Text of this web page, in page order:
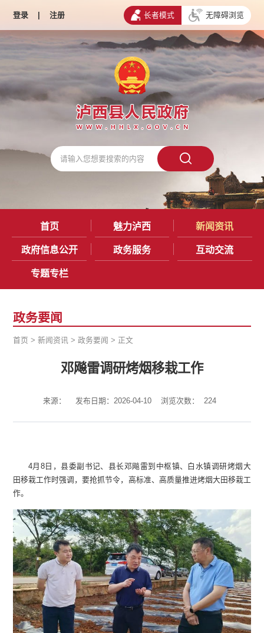
登录 | 注册 长者模式 无障碍浏览
首页 魅力泸西 新闻资讯
政府信息公开 政务服务 互动交流
专题专栏
政务要闻
首页 >新闻资讯 >政务要闻 > 正文
邓飚雷调研烤烟移栽工作
来源： 发布日期：2026-04-10 浏览次数： 224
4月8日，县委副书记、县长邓飚雷到中枢镇、白水镇调研烤烟大
田移栽工作时强调，要抢抓节令，高标准、高质量推进烤烟大田移栽工
作。